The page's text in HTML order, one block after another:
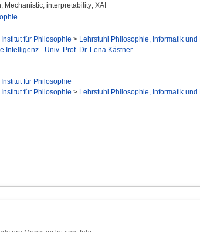
Mechanistic; interpretability; XAI
Institut für Philosophie > Lehrstuhl Philosophie, Informatik
Intelligenz - Univ.-Prof. Dr. Lena Kästner
Institut für Philosophie
Institut für Philosophie > Lehrstuhl Philosophie, Informatik